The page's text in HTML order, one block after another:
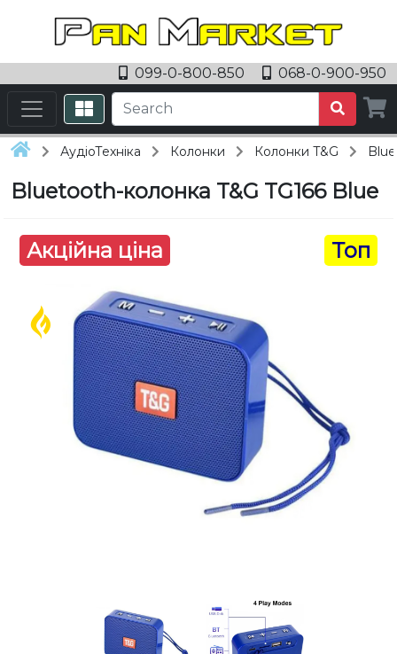
099-0-800-850 068-0-900-950
АудіоТехніка Колонки Колонки T&G
Bluetooth-колонка T&G TG166 Blue
Акційна ціна Топ